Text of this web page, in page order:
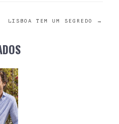
LISBOA TEM UM SEGREDO →